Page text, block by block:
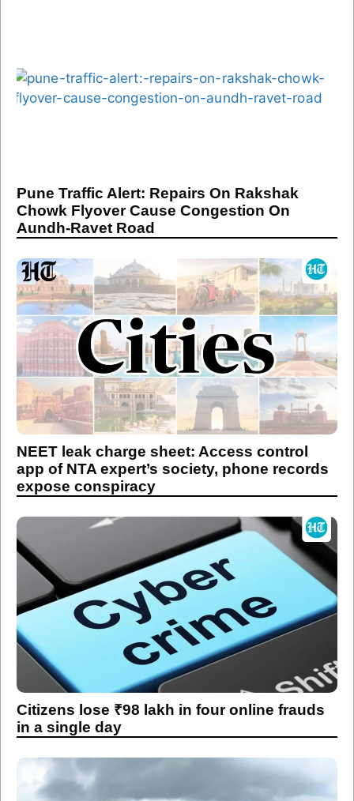
Pune Traffic Alert: Repairs On Rakshak
Chowk Flyover Cause Congestion On
Aundh-Ravet Road
NEET leak charge sheet: Access control
app of NTA expert’s society, phone records
expose conspiracy
Citizens lose ₹98 lakh in four online frauds
in a single day